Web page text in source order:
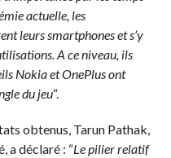
actuelle, les
leurs smartphones et s’y
A ce niveau, ils
Nokia et OnePlus ont
du jeu“.
obtenus, Tarun Pathak,
a déclaré : “Le pilier relatif